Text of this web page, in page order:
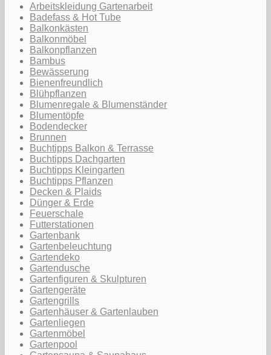
Arbeitskleidung Gartenarbeit
Badefass & Hot Tube
Balkonkästen
Balkonmöbel
Balkonpflanzen
Bambus
Bewässerung
Bienenfreundlich
Blühpflanzen
Blumenregale & Blumenständer
Blumentöpfe
Bodendecker
Brunnen
Buchtipps Balkon & Terrasse
Buchtipps Dachgarten
Buchtipps Kleingarten
Buchtipps Pflanzen
Decken & Plaids
Dünger & Erde
Feuerschale
Futterstationen
Gartenbank
Gartenbeleuchtung
Gartendeko
Gartendusche
Gartenfiguren & Skulpturen
Gartengeräte
Gartengrills
Gartenhäuser & Gartenlauben
Gartenliegen
Gartenmöbel
Gartenpool